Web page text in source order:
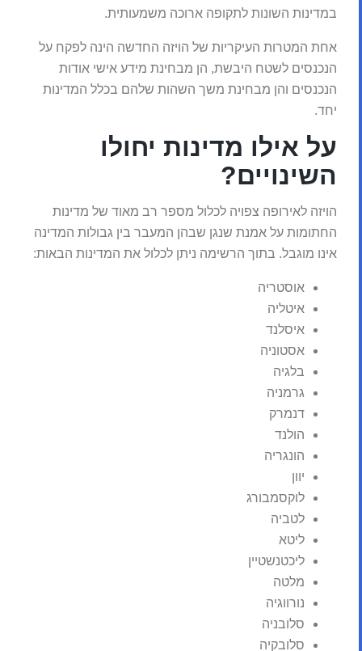
במדינות השונות לתקופה ארוכה משמעותית.
אחת המטרות העיקריות של הויזה החדשה הינה לפקח על
הנכנסים לשטח היבשת, הן מבחינת מידע אישי אודות
הנכנסים והן מבחינת משך השהות שלהם בכלל המדינות
יחד.
על אילו מדינות יחולו
השינויים?
הויזה לאירופה צפויה לכלול מספר רב מאוד של מדינות
החתומות על אמנת שנגן שבהן המעבר בין גבולות המדינה
אינו מוגבל. בתוך הרשימה ניתן לכלול את המדינות הבאות:
אוסטריה
איטליה
איסלנד
אסטוניה
בלגיה
גרמניה
דנמרק
הולנד
הונגריה
יוון
לוקסמבורג
לטביה
ליטא
ליכטנשטיין
מלטה
נורווגיה
סלובניה
סלובקיה